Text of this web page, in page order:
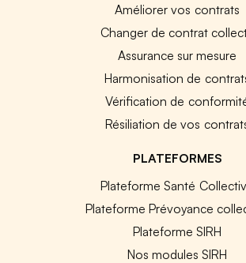
Améliorer vos contrats
Changer de contrat
Assurance sur mesure
Harmonisation de
Vérification de
Résiliation de vos
PLATEFORMES
Plateforme Santé
Plateforme Prévoyance
Plateforme SIRH
Nos modules SIRH